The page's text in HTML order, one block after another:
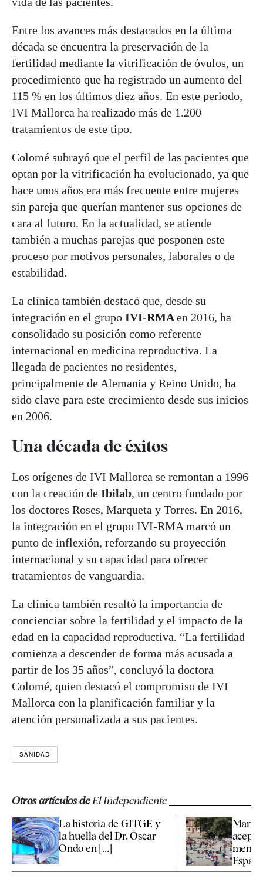
Entre los avances más destacados en la última
década se encuentra la preservación de la
fertilidad mediante la vitrificación de óvulos, un
procedimiento que ha registrado un aumento del
115 % en los últimos diez años. En este periodo,
IVI Mallorca ha realizado más de 1.200
tratamientos de este tipo.
Colomé subrayó que el perfil de las pacientes que
optan por la vitrificación ha evolucionado, ya que
hace unos años era más frecuente entre mujeres
sin pareja que querían mantener sus opciones de
cara al futuro. En la actualidad, se atiende
también a muchas parejas que posponen este
proceso por motivos personales, laborales o de
estabilidad.
La clínica también destacó que, desde su
integración en el grupo IVI-RMAen 2016, ha
consolidado su posición como referente
internacional en medicina reproductiva. La
llegada de pacientes no residentes,
principalmente de Alemania y Reino Unido, ha
sido clave para este crecimiento desde sus inicios
en 2006.
Una década de éxitos
Los orígenes de IVI Mallorca se remontan a 1996
con la creación de Ibilab, un centro fundado por
los doctores Roses, Marqueta y Torres. En 2016,
la integración en el grupo IVI-RMA marcó un
punto de inflexión, reforzando su proyección
internacional y su capacidad para ofrecer
tratamientos de vanguardia.
La clínica también resaltó la importancia de
concienciar sobre la fertilidad y el impacto de la
edad en la capacidad reproductiva. “La fertilidad
comienza a descender de forma más acusada a
partir de los 35 años”, concluyó la doctora
Colomé, quien destacó el compromiso de IVI
Mallorca con la planificación familiar y la
atención personalizada a sus pacientes.
SANIDAD
Otros artículos deEl Independiente
La historia de GITGE y
la huella del Dr. Óscar
Ondo en [...]